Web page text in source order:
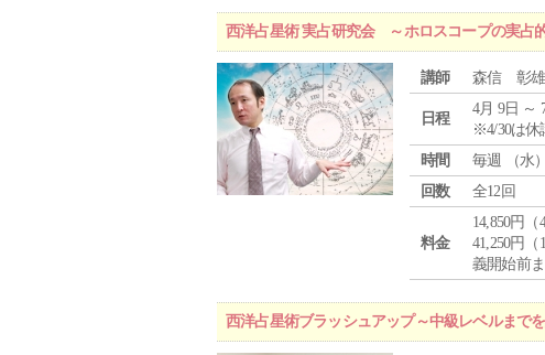
西洋占星術 実占研究会 ～ホロスコープの実占
講師 森信 彰雄
日程
4月 9日 ～
※4/30は休
時間
毎週 （水
回数
全12回
料金
14,850円
41,250円
義開始前ま
西洋占星術ブラッシュアップ～中級レベルまで